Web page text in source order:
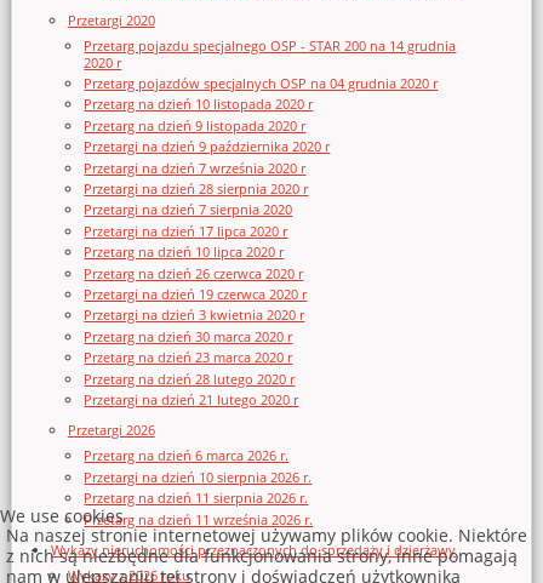
Przetargi 2020
Przetarg pojazdu specjalnego OSP - STAR 200 na 14 grudnia
2020 r
Przetarg pojazdów specjalnych OSP na 04 grudnia 2020 r
Przetarg na dzień 10 listopada 2020 r
Przetarg na dzień 9 listopada 2020 r
Przetargi na dzień 9 października 2020 r
Przetargi na dzień 7 września 2020 r
Przetargi na dzień 28 sierpnia 2020 r
Przetargi na dzień 7 sierpnia 2020
Przetargi na dzień 17 lipca 2020 r
Przetarg na dzień 10 lipca 2020 r
Przetarg na dzień 26 czerwca 2020 r
Przetargi na dzień 19 czerwca 2020 r
Przetargi na dzień 3 kwietnia 2020 r
Przetarg na dzień 30 marca 2020 r
Przetarg na dzień 23 marca 2020 r
Przetarg na dzień 28 lutego 2020 r
Przetargi na dzień 21 lutego 2020 r
Przetargi 2026
Przetarg na dzień 6 marca 2026 r.
Przetargi na dzień 10 sierpnia 2026 r.
Przetarg na dzień 11 sierpnia 2026 r.
Przetarg na dzień 11 września 2026 r.
Wykazy nieruchomości przeznaczonych do sprzedaży i dzierżawy
Wykazy z 2026 roku
We use cookies
Na naszej stronie internetowej używamy plików cookie. Niektóre
z nich są niezbędne dla funkcjonowania strony, inne pomagają
nam w ulepszaniu tej strony i doświadczeń użytkownika